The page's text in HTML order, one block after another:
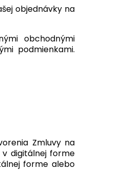
objednávky na
obchodnými
podmienkami.
Zmluvy na
digitálnej forme
forme alebo